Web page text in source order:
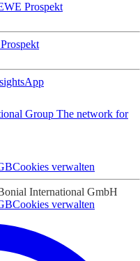
Prospekt
App
Group The network for
Cookies verwalten
International GmbH
Cookies verwalten